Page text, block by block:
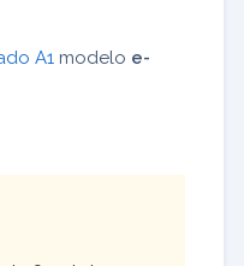
A1 modelo e-